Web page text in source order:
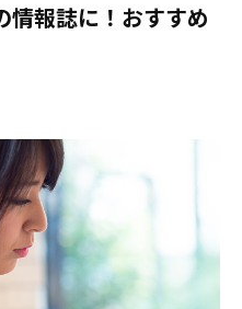
情報誌に！おすすめ